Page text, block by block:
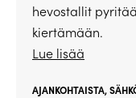
hevostallit
kiertämään.
Lue lisää
AJANKOHTAISTA,